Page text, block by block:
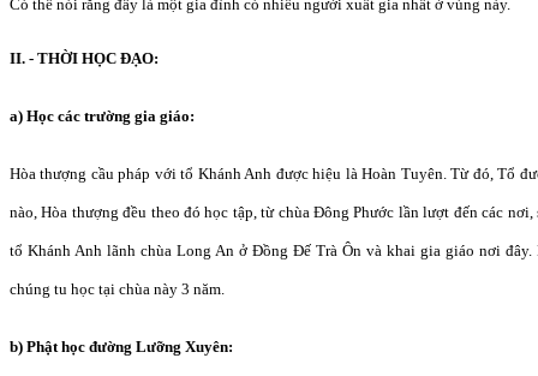
Có thể nói rằng đây là một gia đình có nhiều người xuất gia nhất ở vùng này.
II. - THỜI HỌC ĐẠO:
a) Học các trường gia giáo:
Hòa thượng cầu pháp với tổ Khánh Anh được hiệu là Hoàn Tuyên. Từ đó, Tổ
nào, Hòa thượng đều theo đó học tập, từ chùa Đông Phước lần lượt đến các
tổ Khánh Anh lãnh chùa Long An ở Đồng Đế Trà Ôn và khai gia giáo nơi đây.
chúng tu học tại chùa này 3 năm.
b) Phật học đường Lưỡng Xuyên: